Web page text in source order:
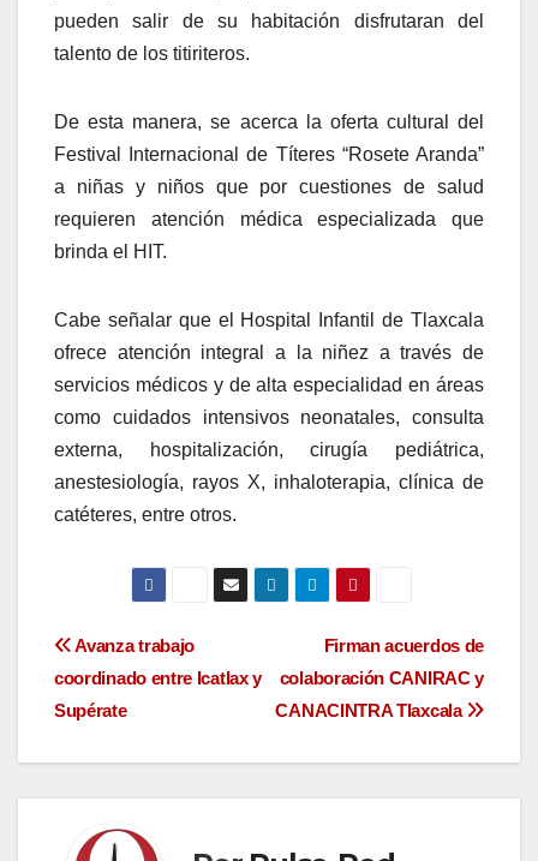
pueden salir de su habitación disfrutaran del
talento de los titiriteros.
De esta manera, se acerca la oferta cultural del
Festival Internacional de Títeres “Rosete Aranda”
a niñas y niños que por cuestiones de salud
requieren atención médica especializada que
brinda el HIT.
Cabe señalar que el Hospital Infantil de Tlaxcala
ofrece atención integral a la niñez a través de
servicios médicos y de alta especialidad en áreas
como cuidados intensivos neonatales, consulta
externa, hospitalización, cirugía pediátrica,
anestesiología, rayos X, inhaloterapia, clínica de
catéteres, entre otros.
Navegación
de
entradas
Firman acuerdos de
colaboración CANIRAC y
CANACINTRA Tlaxcala
Avanza trabajo
coordinado entre Icatlax y
Supérate